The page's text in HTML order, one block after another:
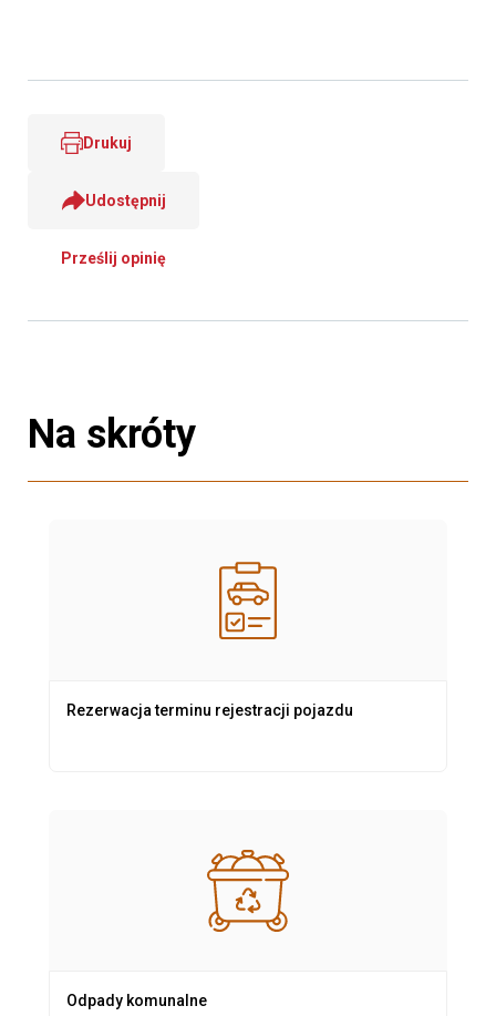
Drukuj
Udostępnij
Prześlij opinię
Na skróty
Rezerwacja terminu rejestracji pojazdu
Odpady komunalne